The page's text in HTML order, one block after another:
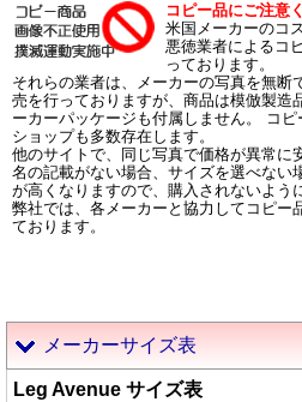
コピー品にご注意
米国メーカーのコ
悪徳業者によるコ
っております。
それらの業者は、メーカーの写真を無断
売を行っておりますが、商品は模倣製造
ーカーパッケージも付属しません。 コ
ショップも多数存在します。
他のサイトで、同じ写真で価格が異常に
名の記載がない場合、サイズを選べない
が高くなりますので、購入されないよう
弊社では、各メーカーと協力してコピー
ております。
メーカーサイズ表
Leg Avenue サイズ表